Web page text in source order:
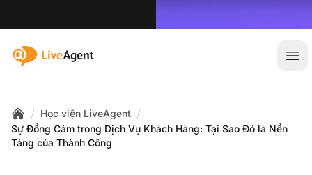
:site.title
Mở
Home
/ Học viện LiveAgent /
Sự Đồng Cảm trong Dịch Vụ Khách Hàng: Tại Sao Đó là Nền
Tảng của Thành Công